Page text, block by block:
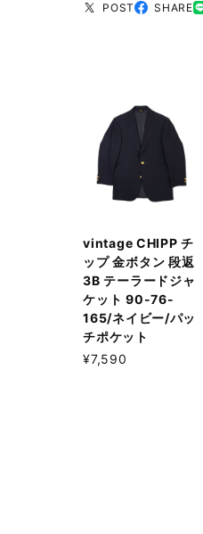
POST SHARE
vintage CHIPP チ
ップ 金ボタン 段返
3B テーラードジャ
ケット 90-76-
165/ネイビー/パッ
チポケット
¥7,590